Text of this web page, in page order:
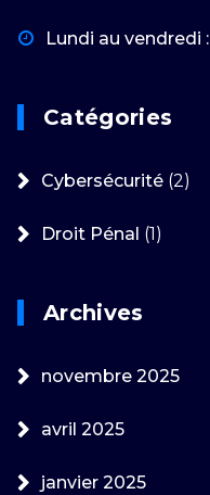
Lundi au vendredi
Catégories
Cybersécurité (2)
Droit Pénal (1)
Archives
novembre 2025
avril 2025
janvier 2025